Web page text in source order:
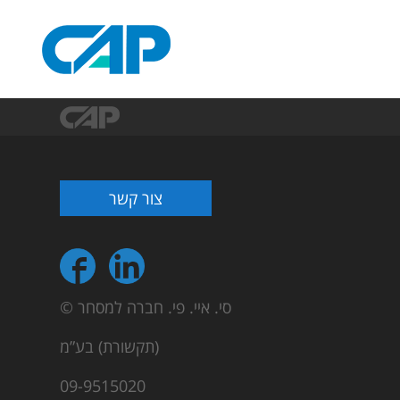
צור קשר
© סי. איי. פי. חברה למסחר
(תקשורת) בע”מ
09-9515020